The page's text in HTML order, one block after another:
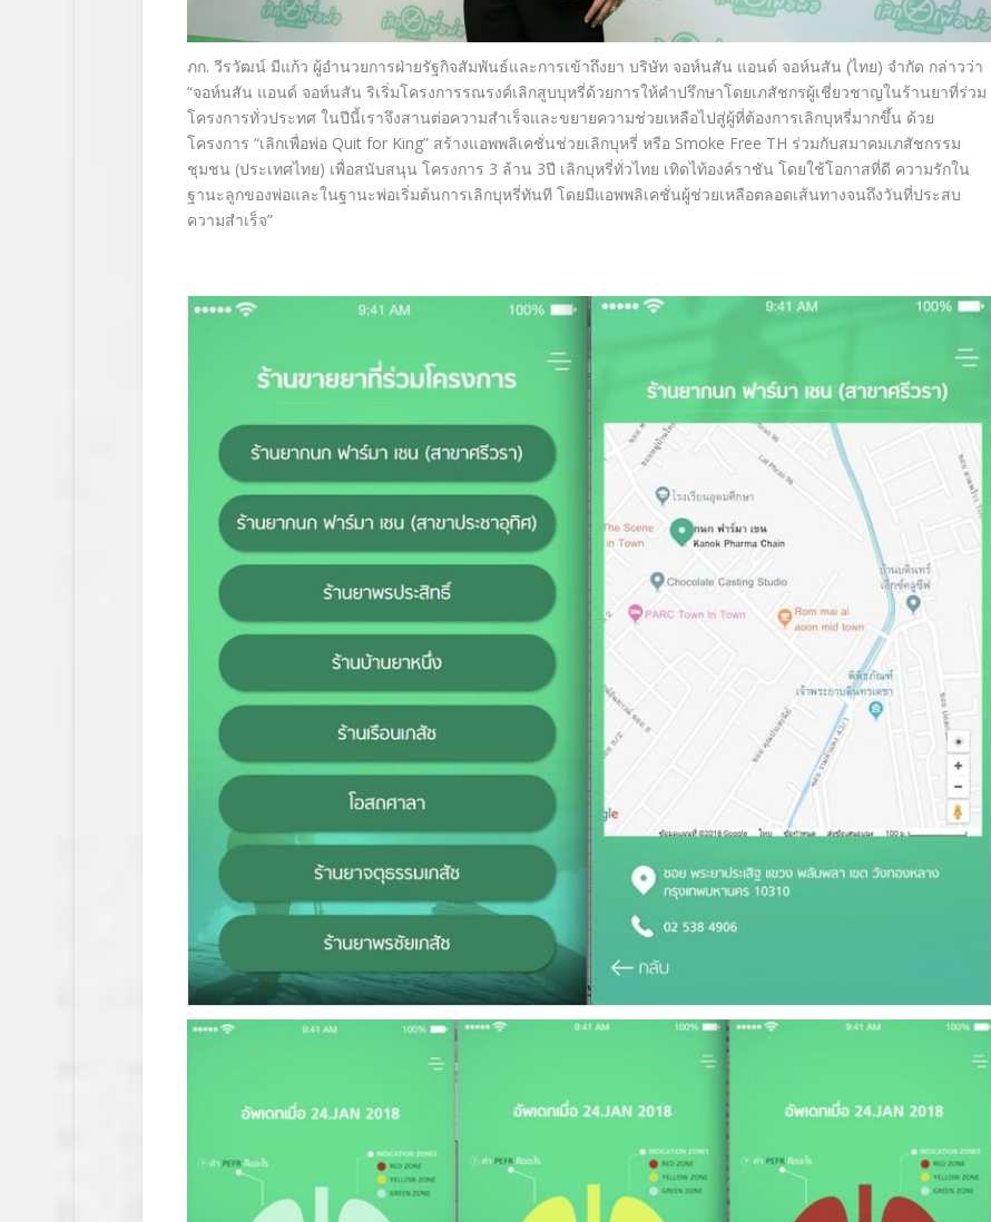
ภก. วีรวัฒน์ มีแก้ว ผู้อำนวยการฝ่ายรัฐกิจสัมพันธ์และการเข้าถึงยา บริษัท จอห์นสัน แอนด์ จอห์นสัน (ไทย) จำกัด กล่าวว่า
“จอห์นสัน แอนด์ จอห์นสัน ริเริ่มโครงการรณรงค์เลิกสูบบุหรี่ด้วยการให้คำปรึกษาโดยเภสัชกรผู้เชี่ยวชาญในร้านยาที่ร่วม
โครงการทั่วประทศ ในปีนี้เราจึงสานต่อความสำเร็จและขยายความช่วยเหลือไปสู่ผู้ที่ต้องการเลิกบุหรี่มากขึ้น ด้วย
โครงการ “เลิกเพื่อพ่อ Quit for King” สร้างแอพพลิเคชั่นช่วยเลิกบุหรี่ หรือ Smoke Free TH ร่วมกับสมาคมเภสัชกรรม
ชุมชน (ประเทศไทย) เพื่อสนับสนุน โครงการ 3 ล้าน 3ปี เลิกบุหรี่ทั่วไทย เทิดไท้องค์ราชัน โดยใช้โอกาสที่ดี ความรักใน
ฐานะลูกของพ่อและในฐานะพ่อเริ่มต้นการเลิกบุหรี่ทันที โดยมีแอพพลิเคชั่นผู้ช่วยเหลือตลอดเส้นทางจนถึงวันที่ประสบ
ความสำเร็จ”